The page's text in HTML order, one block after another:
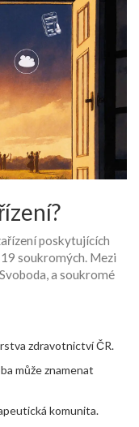
poskytujících
soukromých. Mezi
a soukromé
zdravotnictví ČR.
může znamenat
komunita.